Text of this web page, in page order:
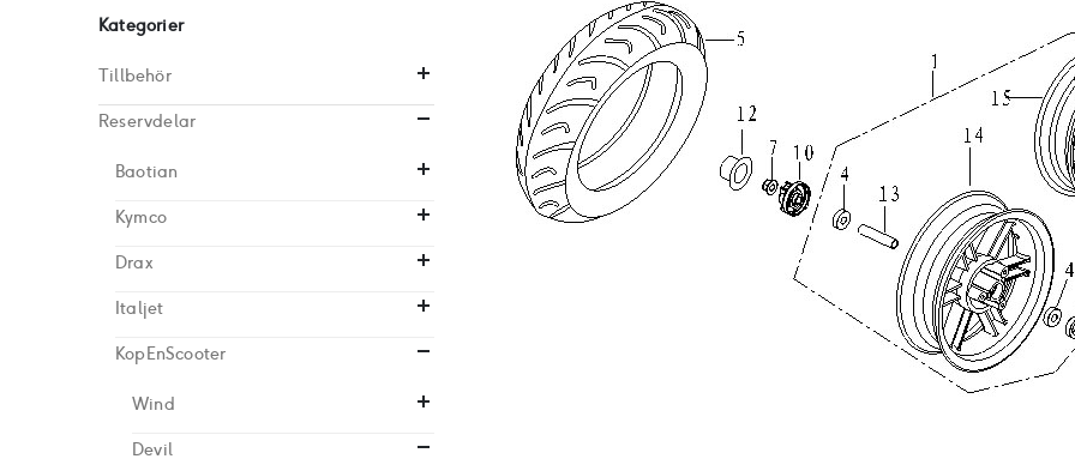
Kategorier
Tillbehör
Reservdelar
Baotian
Kymco
Drax
Italjet
KopEnScooter
Wind
Devil